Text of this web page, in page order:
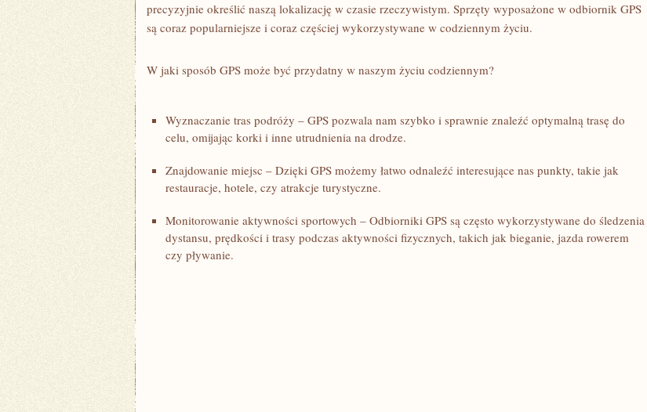
precyzyjnie określić naszą lokalizację w⁤ czasie rzeczywistym. Sprzęty wyposażone w odbiornik GPS ​
są coraz popularniejsze i coraz częściej wykorzystywane w codziennym życiu.
W jaki sposób GPS może ⁤być przydatny w naszym ⁢życiu​ codziennym?
Wyznaczanie‍ tras ​podróży ‌– GPS pozwala nam szybko i sprawnie znaleźć optymalną trasę‌ do
celu, ​omijając korki i ‍inne utrudnienia na drodze.
Znajdowanie miejsc – Dzięki GPS możemy łatwo odnaleźć interesujące nas punkty, takie jak
restauracje,⁢ hotele, czy atrakcje turystyczne.
Monitorowanie aktywności sportowych‌ – Odbiorniki‍ GPS​ są często wykorzystywane⁤ do śledzenia
dystansu, prędkości i trasy podczas aktywności fizycznych, takich jak bieganie, jazda rowerem
czy pływanie.